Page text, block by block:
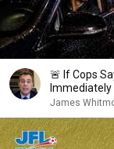
🚨 If Cops
Immediately
James